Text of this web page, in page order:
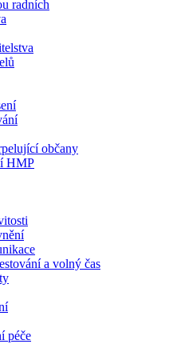
radních
občany
HMP
a volný čas
péče